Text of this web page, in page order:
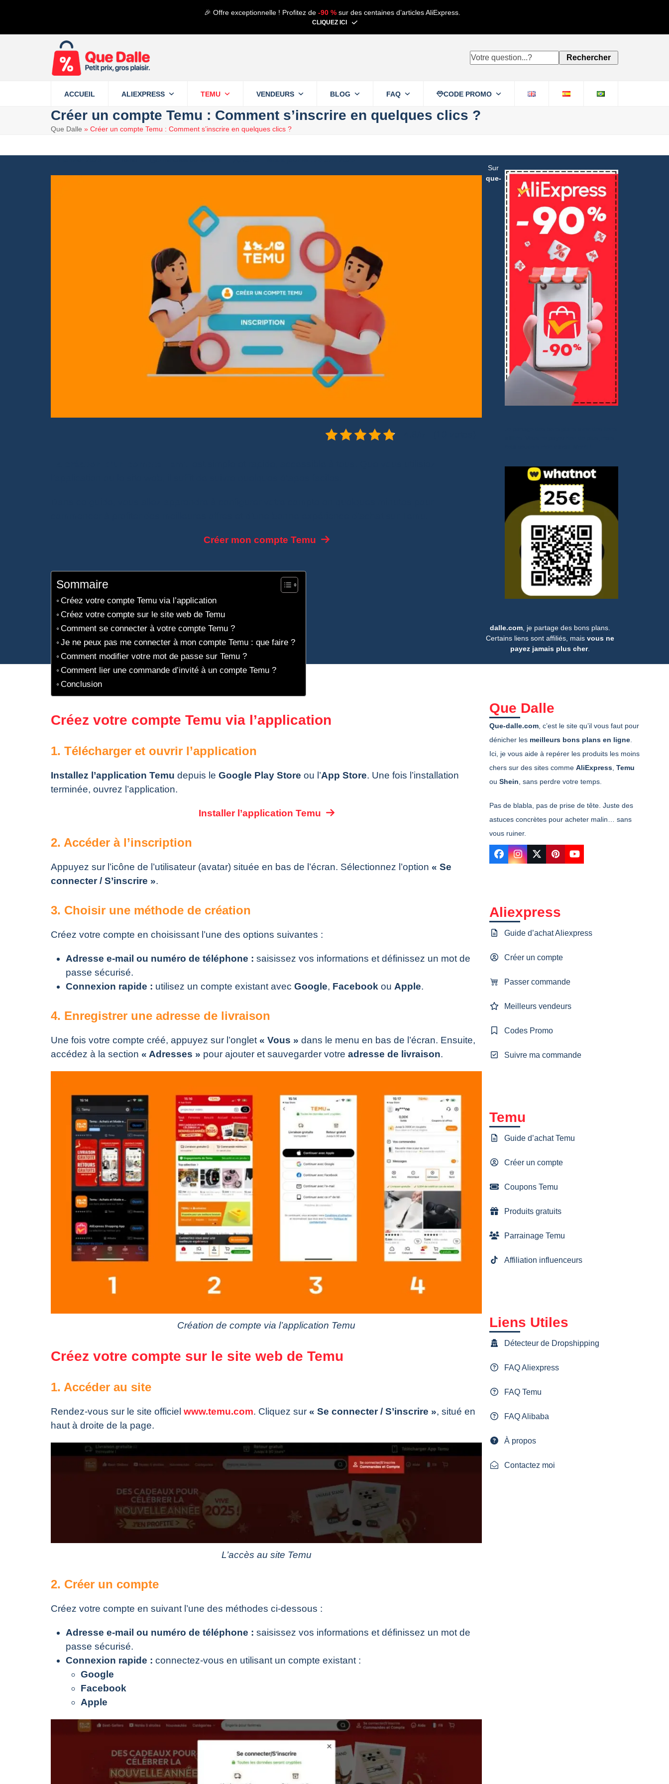
connexion
🎉 Offre exceptionnelle ! Profitez de -90 %sur des centaines d’articles AliExpress.
CLIQUEZ ICI
Votre
Rechercher
ACCUEIL ALIEXPRESS TEMU VENDEURS BLOG FAQ CODE PROMO
Créer un compte Temu : Comment s’inscrire en quelques clics ?
Que Dalle » Créer un compte Temu : Comment s’inscrire en quelques clics ?
Créer mon compte Temu
Sommaire
Créez votre compte Temu via l’application
Créez votre compte sur le site web de Temu
Comment se connecter à votre compte Temu ?
Je ne peux pas me connecter à mon compte Temu : que faire ?
Comment modifier votre mot de passe sur Temu ?
Comment lier une commande d’invité à un compte Temu ?
Conclusion
Créez votre compte Temu via l’application
1. Télécharger et ouvrir l’application
Installez l’application Temu depuis le Google Play Store ou l’App Store. Une fois l’installation
terminée, ouvrez l’application.
Installer l’application Temu
2. Accéder à l’inscription
Appuyez sur l’icône de l’utilisateur (avatar) située en bas de l’écran. Sélectionnez l’option « Se
connecter / S’inscrire ».
3. Choisir une méthode de création
Créez votre compte en choisissant l’une des options suivantes :
Adresse e-mail ou numéro de téléphone : saisissez vos informations et définissez un mot de
passe sécurisé.
Connexion rapide : utilisez un compte existant avec Google, Facebook ou Apple.
4. Enregistrer une adresse de livraison
Une fois votre compte créé, appuyez sur l’onglet « Vous » dans le menu en bas de l’écran. Ensuite,
accédez à la section « Adresses » pour ajouter et sauvegarder votre adresse de livraison.
Création de compte via l’application Temu
Créez votre compte sur le site web de Temu
1. Accéder au site
Rendez-vous sur le site officiel www.temu.com. Cliquez sur « Se connecter / S’inscrire », situé en
haut à droite de la page.
L’accès au site Temu
2. Créer un compte
Créez votre compte en suivant l’une des méthodes ci-dessous :
Adresse e-mail ou numéro de téléphone : saisissez vos informations et définissez un mot de
passe sécurisé.
Connexion rapide : connectez-vous en utilisant un compte existant :
Google
Facebook
Apple
Sur
que-
dalle.com , je partage des bons plans.
Certains liens sont affiliés, maisvous ne
payez jamais plus cher.
Que Dalle
Que-dalle.com , c’est le site qu’il vous faut pour
dénicher les meilleurs bons plans en ligne
Ici, je vous aide à repérer les produits les moins
chers sur des sites commeAliExpress ,Temu
ouShein , sans perdre votre temps.
Pas de blabla, pas de prise de tête. Juste des
astuces concrètes pour acheter malin… sans
vous ruiner.
Facebook
Instagram
TwitterPinterestYouTube
Aliexpress
Guide d’achat Aliexpress
Créer un compte
Passer commande
Meilleurs vendeurs
Codes Promo
Suivre ma commande
Temu
Guide d’achat Temu
Créer un compte
Coupons Temu
Produits gratuits
Parrainage Temu
Affiliation influenceurs
Liens Utiles
Détecteur de Dropshipping
FAQ Aliexpress
FAQ Temu
FAQ Alibaba
À propos
Contactez moi